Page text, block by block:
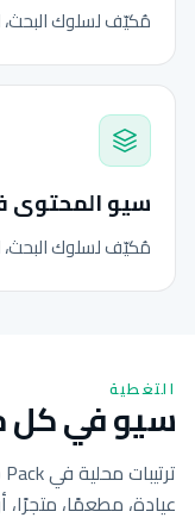
مُكيّف لسلوك البحث،
سيو المحتوى
مُكيّف لسلوك البحث،
التغطية
سيو في كل
عيادة، مطعمًا،